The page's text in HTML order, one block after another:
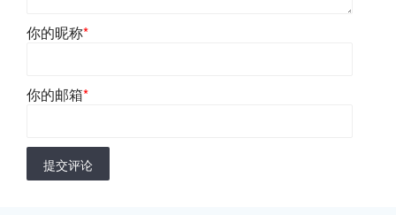
你的昵称*
你的邮箱*
提交评论